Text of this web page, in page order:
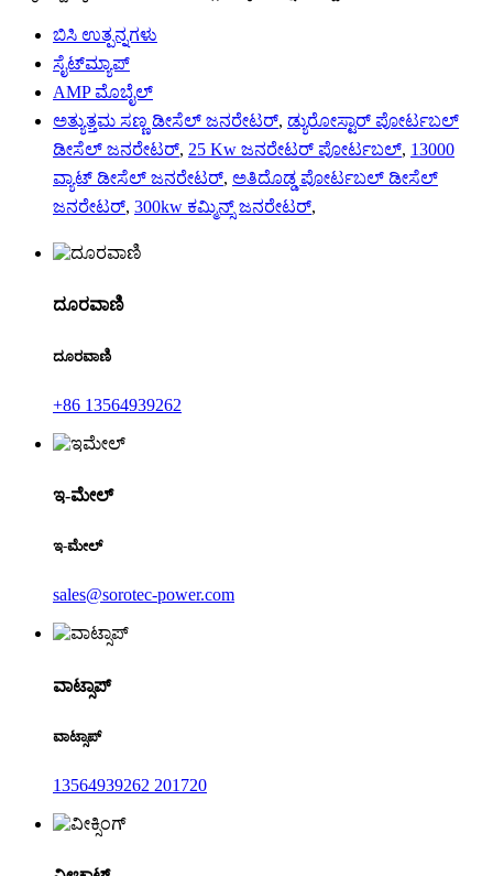
ಬಿಸಿ ಉತ್ಪನ್ನಗಳು
ಸೈಟ್‌ಮ್ಯಾಪ್
AMP ಮೊಬೈಲ್
ಅತ್ಯುತ್ತಮ ಸಣ್ಣ ಡೀಸೆಲ್ ಜನರೇಟರ್, ಡ್ಯುರೋಸ್ಟಾರ್ ಪೋರ್ಟಬಲ್
ಡೀಸೆಲ್ ಜನರೇಟರ್, 25 Kw ಜನರೇಟರ್ ಪೋರ್ಟಬಲ್, 13000
ವ್ಯಾಟ್ ಡೀಸೆಲ್ ಜನರೇಟರ್, ಅತಿದೊಡ್ಡ ಪೋರ್ಟಬಲ್ ಡೀಸೆಲ್
ಜನರೇಟರ್, 300kw ಕಮ್ಮಿನ್ಸ್ ಜನರೇಟರ್,
ದೂರವಾಣಿ
ದೂರವಾಣಿ
+86 13564939262
ಇ-ಮೇಲ್
ಇ-ಮೇಲ್
sales@sorotec-power.com
ವಾಟ್ಸಾಪ್
ವಾಟ್ಸಾಪ್
13564939262 201720